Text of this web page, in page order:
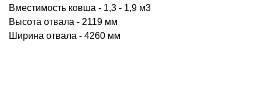
Вместимость ковша - 1,3 - 1,9 м3
Высота отвала - 2119 мм
Ширина отвала - 4260 мм